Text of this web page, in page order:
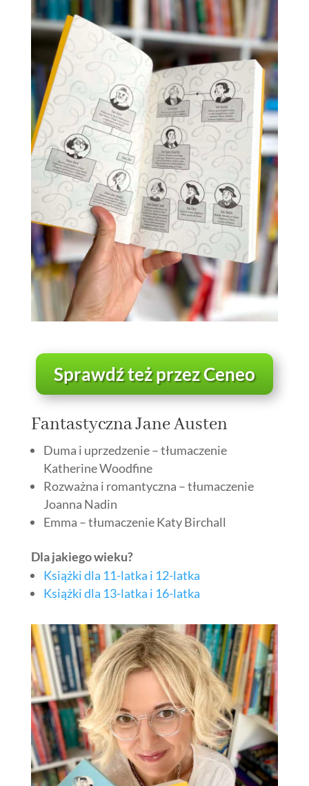
Sprawdź też przez Ceneo
Fantastyczna Jane Austen
Duma i uprzedzenie – tłumaczenie
Katherine Woodfine
Rozważna i romantyczna – tłumaczenie
Joanna Nadin
Emma – tłumaczenie Katy Birchall
Dla jakiego wieku?
Książki dla 11-latka i 12-latka
Książki dla 13-latka i 16-latka